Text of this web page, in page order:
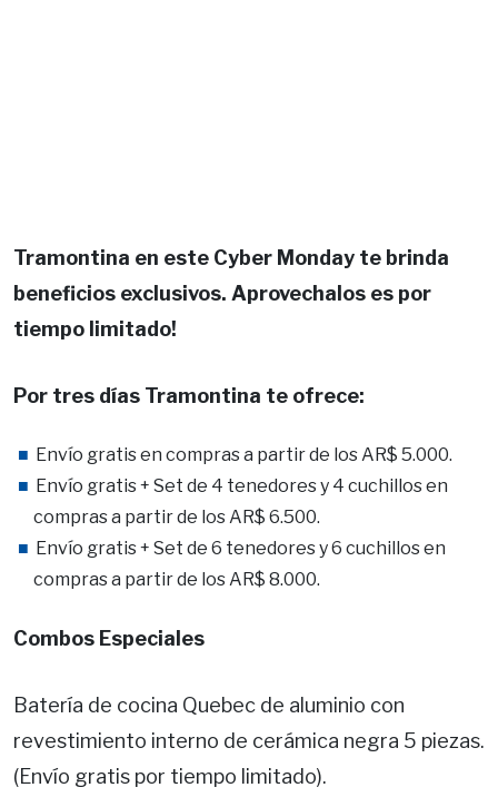
Tramontina en este Cyber Monday te brinda
beneficios exclusivos. Aprovechalos es por
tiempo limitado!
Por tres días Tramontina te ofrece:
Envío gratis en compras a partir de los AR$ 5.000.
Envío gratis + Set de 4 tenedores y 4 cuchillos en
compras a partir de los AR$ 6.500.
Envío gratis + Set de 6 tenedores y 6 cuchillos en
compras a partir de los AR$ 8.000.
Combos Especiales
Batería de cocina Quebec de aluminio con
revestimiento interno de cerámica negra 5 piezas.
(Envío gratis por tiempo limitado).